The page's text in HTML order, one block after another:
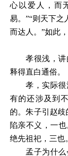
心以爱人，而
易。”“则天下之
而达人。”如此
孝很浅，
释得直白通俗。
孝，实际很
有的还涉及到
的。朱子引赵歧
陷亲不义，一
绝先祖祀，三也
孟子为什么